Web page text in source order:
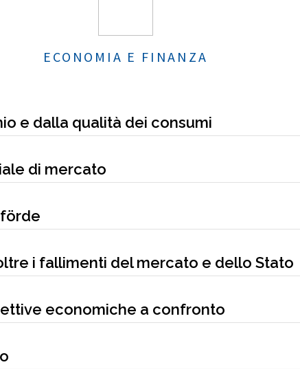
ECONOMIA E FINANZA
e dalla qualità dei consumi
di mercato
i fallimenti del mercato e dello Stato
economiche a confronto